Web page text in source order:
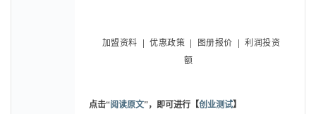
加盟资料 | 优惠政策 | 图册报价 | 利润投资
额
点击“阅读原文”，即可进行 【创业测试】